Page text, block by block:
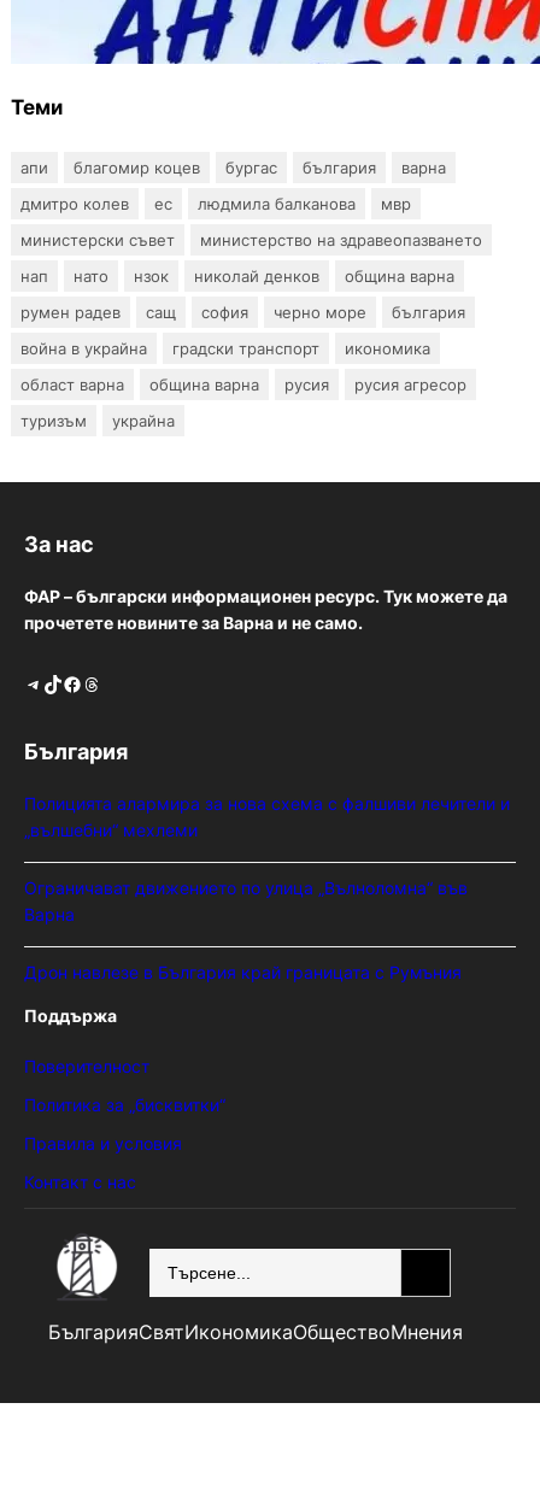
тестове за ХИВ и други инфекции през
август
Теми
апи благомир коцев бургас българия
варна
дмитро колев
ес людмила балканова
мвр
министерски съвет
министерство на здравеопазването
нап
нато нзок николай денков
община варна
румен радев
сащ софия черно море
българия
война в украйна
градски транспорт
икономика
област варна
община варна русия
русия агресор
туризъм
украйна
За нас
ФАР – български информационен ресурс. Тук можете да
прочетете новините за Варна и не само.
Telegram TikTok Facebook Threads
България
Полицията алармира за нова схема с фалшиви лечители и
„вълшебни“ мехлеми
Ограничават движението по улица „Вълноломна“ във
Варна
Дрон навлезе в България край границата с Румъния
Поддържа
Поверителност
Политика за „бисквитки“
Правила и условия
Контакт с нас
БългарияСвятИкономикаОбществоМнения